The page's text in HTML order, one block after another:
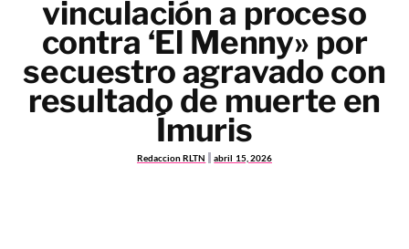
vinculación a proceso
contra ‘El Menny» por
secuestro agravado con
resultado de muerte en
Ímuris
Redaccion RLTN abril 15, 2026